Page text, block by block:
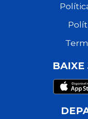
BAIXE